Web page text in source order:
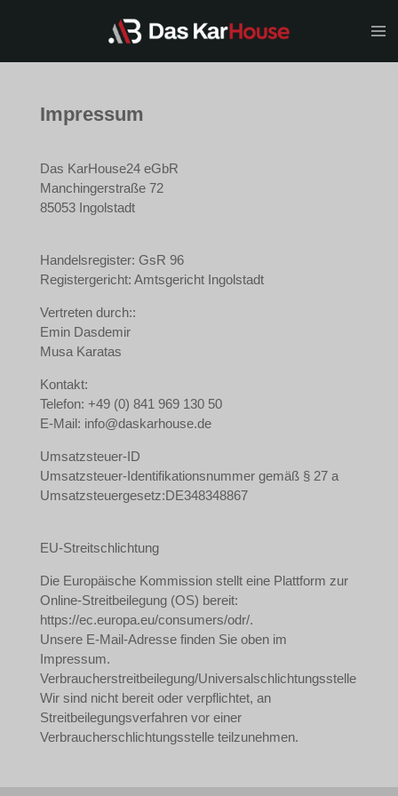
Impressum
Das KarHouse24 eGbR
Manchingerstraße 72
85053 Ingolstadt
Handelsregister: GsR 96
Registergericht: Amtsgericht Ingolstadt
Vertreten durch::
Emin Dasdemir
Musa Karatas
Kontakt:
Telefon: +49 (0) 841 969 130 50
E-Mail: info@daskarhouse.de
Umsatzsteuer-ID
Umsatzsteuer-Identifikationsnummer gemäß § 27 a
Umsatzsteuergesetz:DE348348867
EU-Streitschlichtung
Die Europäische Kommission stellt eine Plattform zur
Online-Streitbeilegung (OS) bereit:
https://ec.europa.eu/consumers/odr/.
Unsere E-Mail-Adresse finden Sie oben im
Impressum.
Verbraucherstreitbeilegung/Universalschlichtungsstelle
Wir sind nicht bereit oder verpflichtet, an
Streitbeilegungsverfahren vor einer
Verbraucherschlichtungsstelle teilzunehmen.